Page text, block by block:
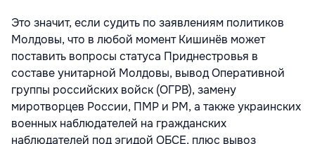
Это значит, если судить по заявлениям политиков
Молдовы, что в любой момент Кишинёв может
поставить вопросы статуса Приднестровья в
составе унитарной Молдовы, вывод Оперативной
группы российских войск (ОГРВ), замену
миротворцев России, ПМР и РМ, а также украинских
военных наблюдателей на гражданских
наблюдателей под эгидой ОБСЕ, плюс вывоз